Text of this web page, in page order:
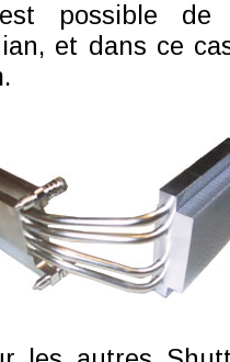
possible de
et dans ce